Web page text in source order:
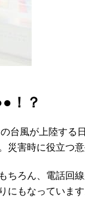
！？
台風が上陸す
害時に役立つ
ろん、電話回
にもなっています